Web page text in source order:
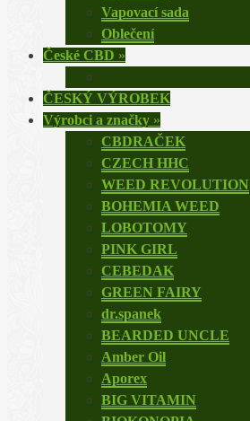
Vapovací sada
Oblečení
České CBD »
ČESKÝ VÝROBEK
Výrobci a značky »
CBDRAČEK
CZECH HHC
WEED REVOLUTION
BOHEMIA WEED
LOBOTOMY
PINK GIRL
CEBEDAK
GREEN FAIRY
dr.spanek
BEARDED UNCLE
Amber Oil
Aporex
BIG VITAMIN